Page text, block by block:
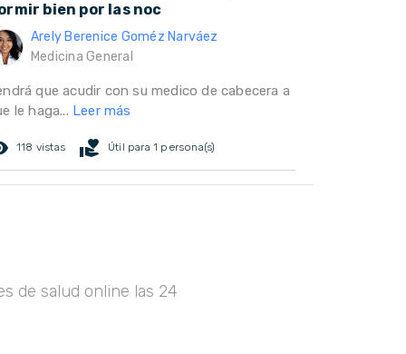
bien por las noc
Arely Berenice Goméz Narváez
Medicina General
que acudir con su medico de cabecera a
le haga... Leer más
118 vistas volunteer_activism Útil para 1 persona(s)
de salud online las 24